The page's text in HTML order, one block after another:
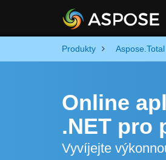
Produkty Aspose.Total
Online
.NET pro
Vyvíjejte